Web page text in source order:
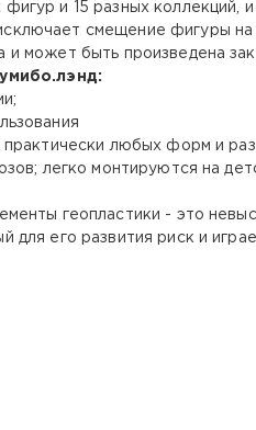
и 15 разных коллекций,
смещение фигуры
может быть произведена
любых форм и
легко монтируются на
геопластики - это
для его развития риск и